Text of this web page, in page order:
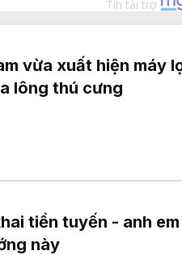
vừa xuất hiện máy
lông thú cưng
tiền tuyến - anh
này